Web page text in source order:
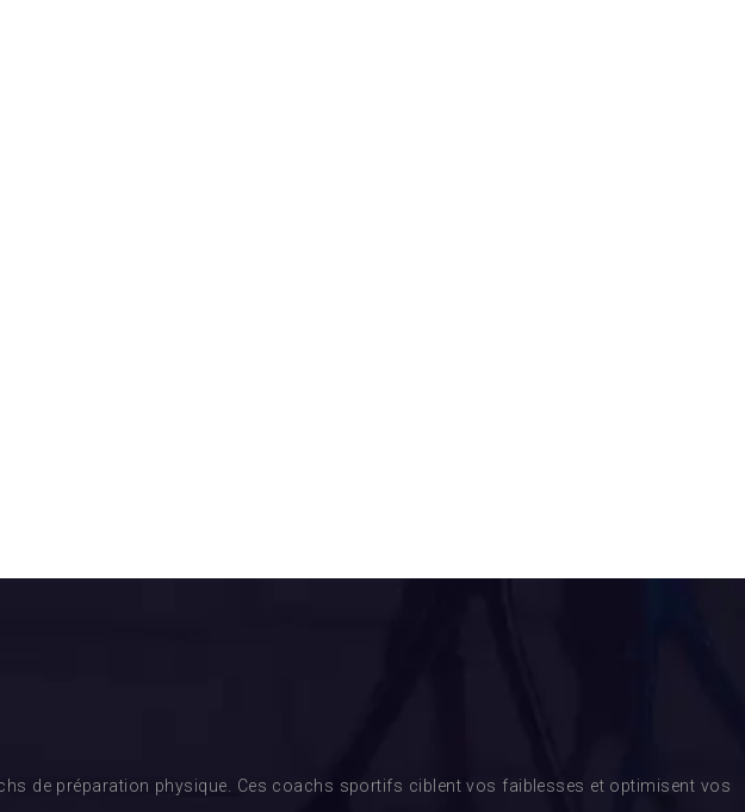
de préparation physique. Ces coachs sportifs ciblent vos faiblesses et optimisent vos